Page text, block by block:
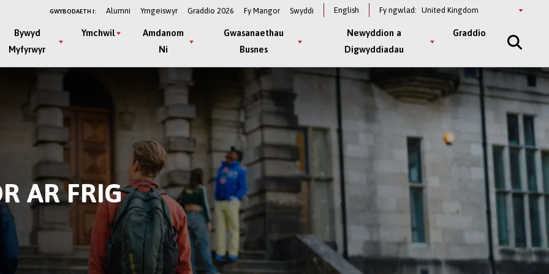
GWYBODAETH I: Alumni Ymgeiswyr Graddio 2026 Fy Mangor Swyddi English Fy ngwlad: Select
Bywyd
Myfyrwyr
Ymchwil
Amdanom
Ni
Gwasanaethau
Busnes
Newyddion a
Digwyddiadau
Graddio
AR FRIG